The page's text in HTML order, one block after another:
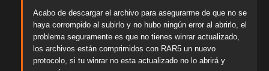
Acabo de descargar el archivo para asegurarme de que no se
haya corrompido al subirlo y no hubo ningún error al abrirlo, el
problema seguramente es que no tienes winrar actualizado,
los archivos están comprimidos con RAR5 un nuevo
protocolo, si tu winrar no esta actualizado no lo abrirá y